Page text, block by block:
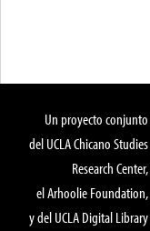
Un proyecto conjunto
del UCLA Chicano Studies
Research Center,
el Arhoolie Foundation,
y del UCLA Digital Library